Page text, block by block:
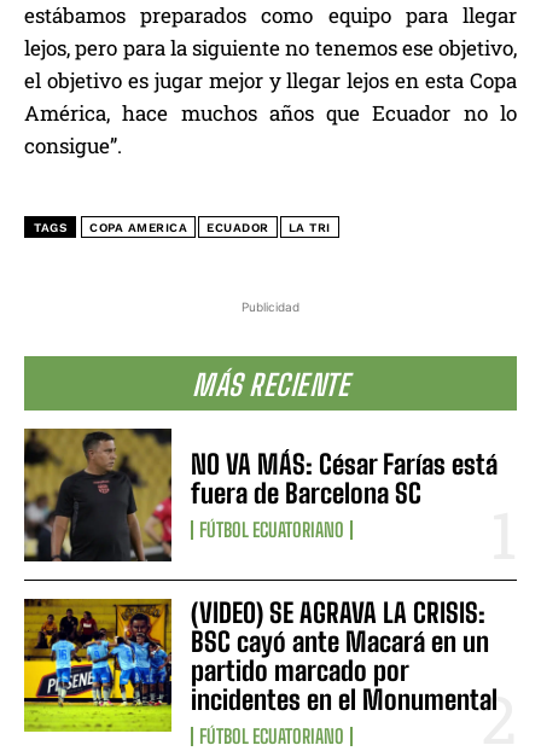
Publicidad
MÁS RECIENTE
NO VA MÁS: César Farías está
fuera de Barcelona SC
FÚTBOL ECUATORIANO
(VIDEO) SE AGRAVA LA CRISIS:
BSC cayó ante Macará en un
partido marcado por
incidentes en el Monumental
FÚTBOL ECUATORIANO
estábamos preparados como equipo para llegar
lejos, pero para la siguiente no tenemos ese objetivo,
el objetivo es jugar mejor y llegar lejos en esta Copa
América, hace muchos años que Ecuador no lo
consigue”.
TAGS COPA AMERICA ECUADOR LA TRI